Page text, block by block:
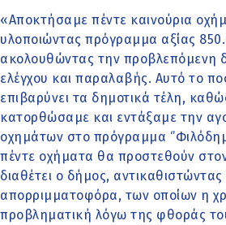
«Αποκτήσαμε πέντε καινούρια
υλοποιώντας πρόγραμμα αξίας
ακολουθώντας την προβλεπόμενη
ελέγχου και παραλαβής. Αυτό το
επιβαρύνει τα δημοτικά τέλη,
κατορθώσαμε και εντάξαμε την
οχημάτων στο πρόγραμμα
πέντε οχήματα θα προστεθούν
διαθέτει ο δήμος,
απορριμματοφόρα, των οποίων η
προβληματική λόγω της φθοράς